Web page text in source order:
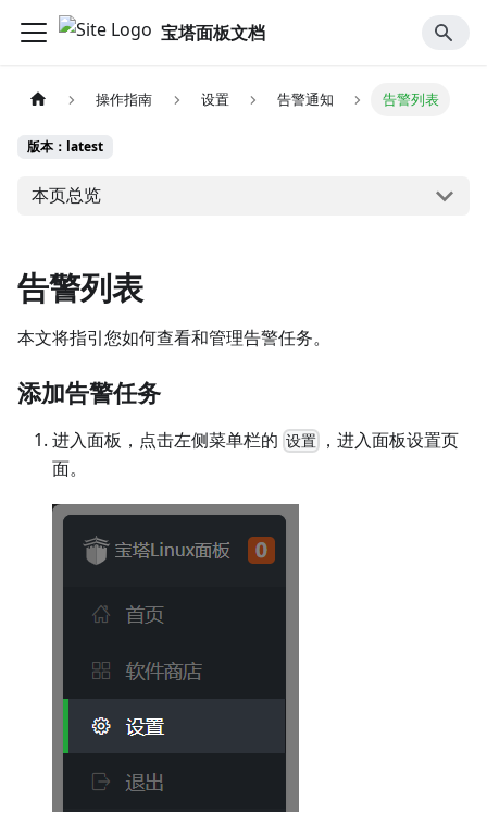
宝塔面板文档
操作指南 设置 告警通知 告警列表
版本：latest
本页总览
告警列表
本文将指引您如何查看和管理告警任务。
添加告警任务
进入面板，点击左侧菜单栏的 设置
，进入面板设置页
面。